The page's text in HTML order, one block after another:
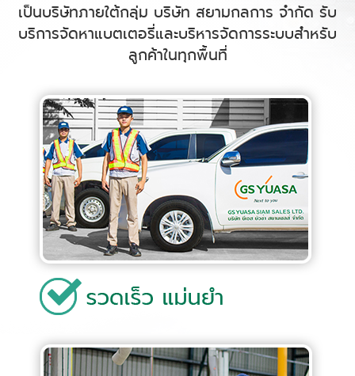
เป็นบริษัทภายใต้กลุ่ม บริษัท สยามกลการ จำกัด รับ
บริการจัดหาแบตเตอรี่และบริหารจัดการระบบสำหรับ
ลูกค้าในทุกพื้นที่